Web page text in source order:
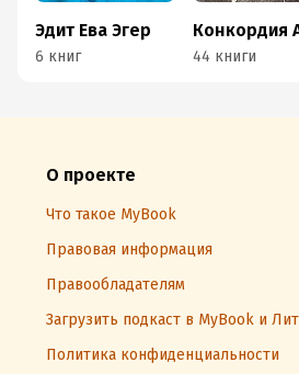
Эдит Ева Эгер
6 книг 44 книги
О проекте
Что такое MyBook
Правовая информация
Правообладателям
Загрузить подкаст в MyBook и
Политика конфиденциальности